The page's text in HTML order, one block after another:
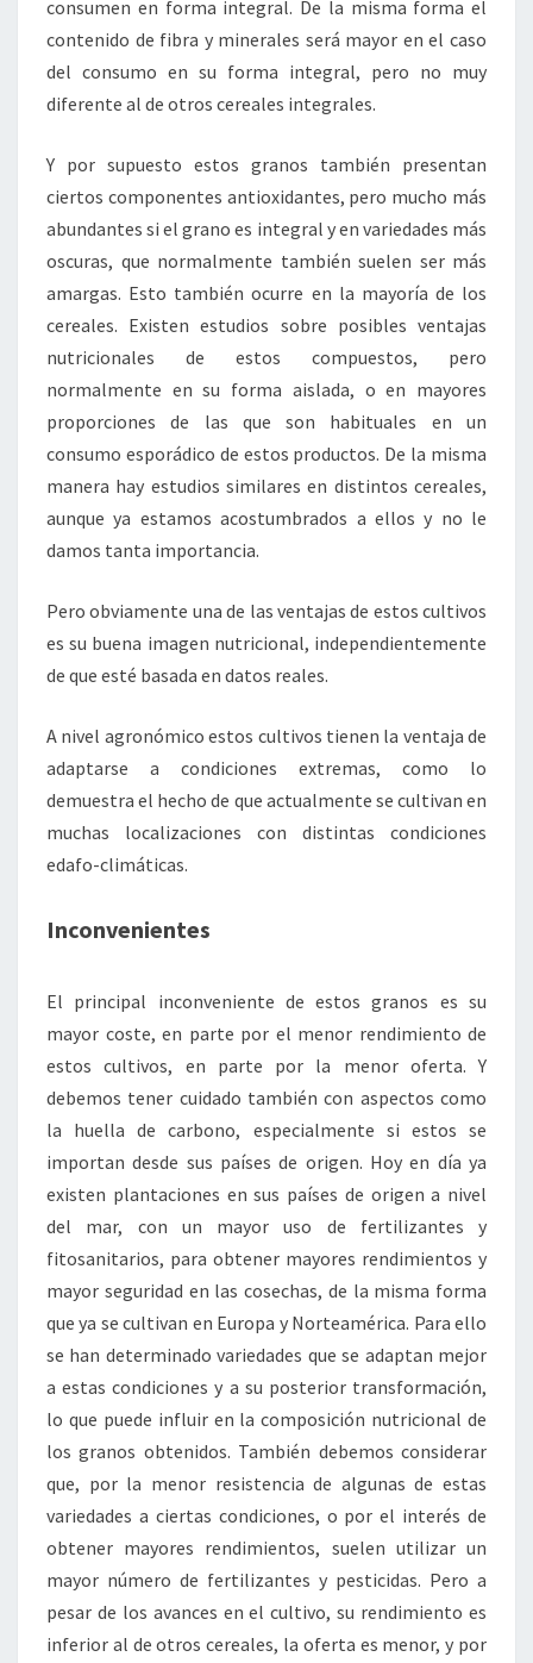
consumen en forma integral. De la misma forma el
contenido de fibra y minerales será mayor en el caso
del consumo en su forma integral, pero no muy
diferente al de otros cereales integrales.
Y por supuesto estos granos también presentan
ciertos componentes antioxidantes, pero mucho más
abundantes si el grano es integral y en variedades más
oscuras, que normalmente también suelen ser más
amargas. Esto también ocurre en la mayoría de los
cereales. Existen estudios sobre posibles ventajas
nutricionales de estos compuestos, pero
normalmente en su forma aislada, o en mayores
proporciones de las que son habituales en un
consumo esporádico de estos productos. De la misma
manera hay estudios similares en distintos cereales,
aunque ya estamos acostumbrados a ellos y no le
damos tanta importancia.
Pero obviamente una de las ventajas de estos cultivos
es su buena imagen nutricional, independientemente
de que esté basada en datos reales.
A nivel agronómico estos cultivos tienen la ventaja de
adaptarse a condiciones extremas, como lo
demuestra el hecho de que actualmente se cultivan en
muchas localizaciones con distintas condiciones
edafo-climáticas.
Inconvenientes
El principal inconveniente de estos granos es su
mayor coste, en parte por el menor rendimiento de
estos cultivos, en parte por la menor oferta. Y
debemos tener cuidado también con aspectos como
la huella de carbono, especialmente si estos se
importan desde sus países de origen. Hoy en día ya
existen plantaciones en sus países de origen a nivel
del mar, con un mayor uso de fertilizantes y
fitosanitarios, para obtener mayores rendimientos y
mayor seguridad en las cosechas, de la misma forma
que ya se cultivan en Europa y Norteamérica. Para ello
se han determinado variedades que se adaptan mejor
a estas condiciones y a su posterior transformación,
lo que puede influir en la composición nutricional de
los granos obtenidos. También debemos considerar
que, por la menor resistencia de algunas de estas
variedades a ciertas condiciones, o por el interés de
obtener mayores rendimientos, suelen utilizar un
mayor número de fertilizantes y pesticidas. Pero a
pesar de los avances en el cultivo, su rendimiento es
inferior al de otros cereales, la oferta es menor, y por